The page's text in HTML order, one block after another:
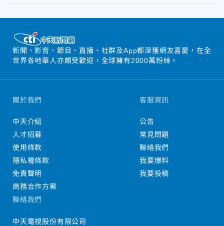
新聞、影音、節目、直播、社群及App都深獲網友喜愛，在全
世界各地華人亦頗受歡迎，全球擁有2000萬粉絲。
關於我們
中天介紹
人才招募
使用條款
隱私權條款
免責聲明
商務合作方案
客服資訊
公告
常見問題
聯絡我們
我要爆料
我要投稿
聯絡我們
中天電視股份有限公司